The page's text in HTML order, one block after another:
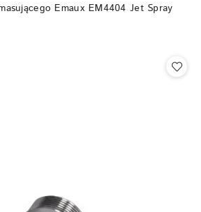
Emaux EM4404 Jet Spray